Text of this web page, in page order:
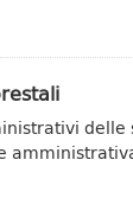
delle